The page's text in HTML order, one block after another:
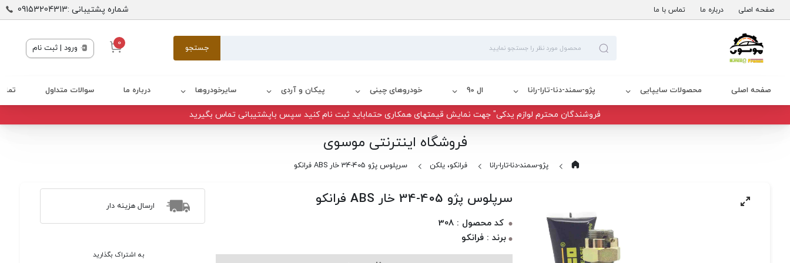
صفحه اصلی درباره ما تماس با ما شماره پشتیبانی :09153204313
جستجو 0 ورود | ثبت نام
صفحه اصلی محصولات سایپایی پژو-سمند-دنا-تارا-رانا ال 90 خودروهای چینی پیکان و آردی سایرخودروها درباره ما سوالات متداول
فروشندگان محترم لوازم یدکی" جهت نمایش قیمتهای همکاری حتماباید ثبت نام کنید سپس باپشتیبانی تماس بگیرید
فروشگاه اینترنتی موسوی
پژو-سمند-دنا-تارا-رانا فرانکو، یلکن سرپلوس پژو 405-34 خار ABS فرانکو
سرپلوس پژو 405-34 خار ABS فرانکو
کد محصول : 308
برند : فرانکو
ارسال هزینه دار
به اشتراک بگذارید